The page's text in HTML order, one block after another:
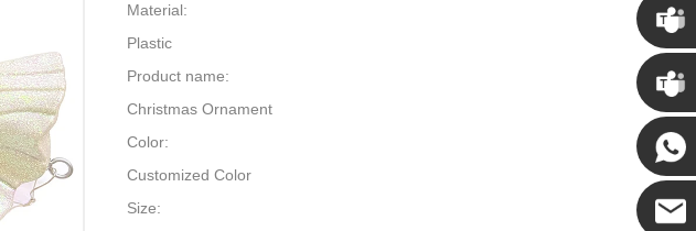
Material:
Plastic
Product name:
Christmas Ornament
Color:
Customized Color
Size:
Chris
Kenny